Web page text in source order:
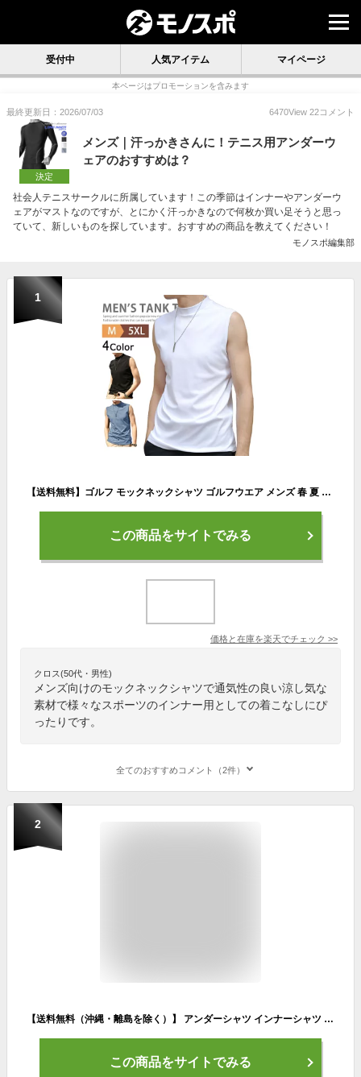
受付中 人気アイテム マイページ
本ページはプロモーションを含みます
最終更新日：2026/07/03 6470View 22コメント
決定
メンズ｜汗っかきさんに！テニス用アンダーウ
ェアのおすすめは？
社会人テニスサークルに所属しています！この季節はインナーやアンダーウ
ェアがマストなのですが、とにかく汗っかきなので何枚か買い足そうと思っ
ていて、新しいものを探しています。おすすめの商品を教えてください！
モノスポ編集部
1
【送料無料】ゴルフ モックネックシャツ ゴルフウエア メンズ 春 夏 タンクトップ ノースリーブ ハイネックTシャツ ポロシャツ アンダーシャツ スポーツ ダンス トップス カットソー インナー カジュアル ストレッチ サッカー テニス 涼しい 無地 下着 作業着 父の日
この商品をサイトでみる
価格と在庫を楽天でチェック >>
クロス(50代・男性)
メンズ向けのモックネックシャツで通気性の良い涼し気な
素材で様々なスポーツのインナー用としての着こなしにぴ
ったりです。
全てのおすすめコメント（2件）
2
【送料無料（沖縄・離島を除く）】 アンダーシャツ インナーシャツ スポーツシャツ スポーツウエア Tシャツ 半袖 メンズ UVカット パワーストレッチ ラウンドネック 丸首 吸汗速乾 防臭 野球 陸上 ランニングシャツ テニス サッカー バスケ ゴルフ コンプレッショントップス
この商品をサイトでみる